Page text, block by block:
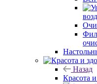
Назад
Красота